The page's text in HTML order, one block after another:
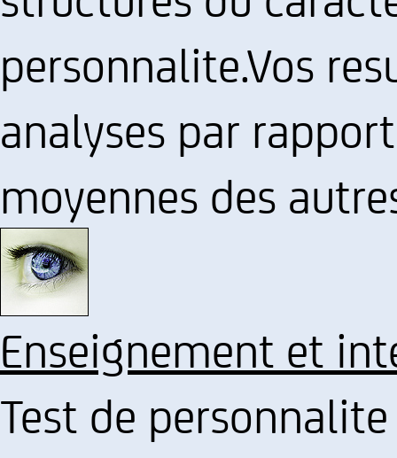
personnalite.Vos
analyses par
moyennes des
Enseignement et
Test de